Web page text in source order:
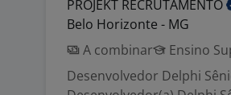
PROJEKT RECRUTAMENTO
Belo Horizonte - MG
A combinar
Ensino
Desenvolvedor Delphi